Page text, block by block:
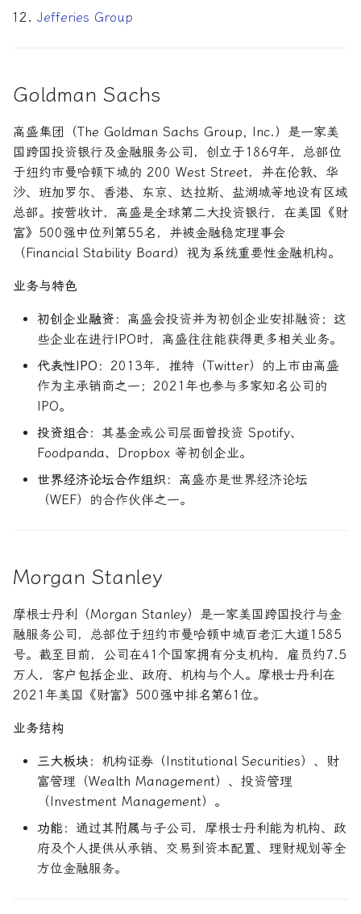
Jefferies Group
Goldman Sachs
高盛集团（The Goldman Sachs Group, Inc.）是一家美
国跨国投资银行及金融服务公司，创立于1869年，总部位
于纽约市曼哈顿下城的 200 West Street，并在伦敦、华
沙、班加罗尔、香港、东京、达拉斯、盐湖城等地设有区域
总部。按营收计，高盛是全球第二大投资银行，在美国《财
富》500强中位列第55名，并被金融稳定理事会
（Financial Stability Board）视为系统重要性金融机构。
业务与特色
初创企业融资 ：高盛会投资并为初创企业安排融资；这
些企业在进行IPO时，高盛往往能获得更多相关业务。
代表性IPO ：2013年，推特（Twitter）的上市由高盛
作为主承销商之一；2021年也参与多家知名公司的
IPO。
投资组合：其基金或公司层面曾投资 Spotify、
Foodpanda、Dropbox 等初创企业。
世界经济论坛合作组织 ：高盛亦是世界经济论坛
（WEF）的合作伙伴之一。
Morgan Stanley
摩根士丹利（Morgan Stanley）是一家美国跨国投行与金
融服务公司，总部位于纽约市曼哈顿中城百老汇大道1585
号。截至目前，公司在41个国家拥有分支机构，雇员约7.5
万人，客户包括企业、政府、机构与个人。摩根士丹利在
2021年美国《财富》500强中排名第61位。
业务结构
三大板块 ：机构证券（Institutional Securities）、财
富管理（Wealth Management）、投资管理
（Investment Management）。
功能：通过其附属与子公司，摩根士丹利能为机构、政
府及个人提供从承销、交易到资本配置、理财规划等全
方位金融服务。